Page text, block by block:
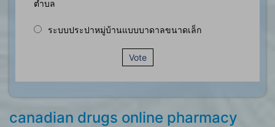
ตำบล
ระบบประปาหมู่บ้านแบบบาดาลขนาดเล็ก
Vote
canadian drugs online pharmacy